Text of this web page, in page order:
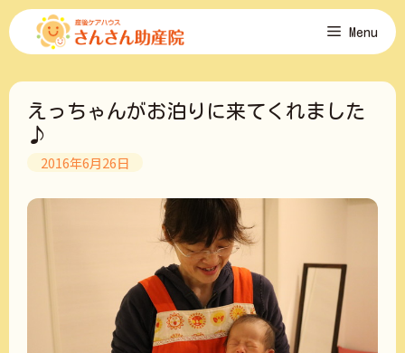
コ
ン
ツ
Menu
えっちゃんがお泊りに来てくれました
♪
2016年6月26日